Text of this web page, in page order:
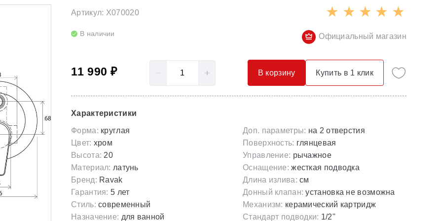
Полотенцесушители
Гидромассаж для ванны
Опорные конструкции для ванн
Универсальные декоративные планки
Серия Spring
Скрытые части
Смесители с гигиеническим душем
Смесители скрытого монтажа
Артикул: X070020
В наличии Официальный магазин
11 990 ₽ В корзину Купить в 1 клик
Характеристики
Форма: круглая
Цвет: хром
Высота: 20
Материал: латунь
Бренд: Ravak
Гарантия: 5 лет
Стиль: современный
Назначение: для ванной
Доп. параметры: на 2 отверстия
Поверхность: глянцевая
Управление: рычажное
Оснащение: жесткая подводка
Длина излива: см
Донный клапан: установка не возможна
Механизм: керамический картридж
Стандарт подводки: 1/2''